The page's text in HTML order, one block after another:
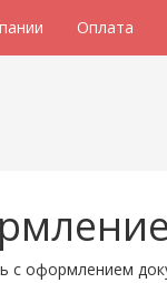
Оплата
с оформлением